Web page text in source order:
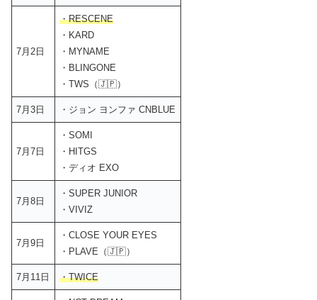
7月2日
・RESCENE
・KARD
・MYNAME
・BLINGONE
・TWS（🇯🇵）
7月3日 ・ジョン ヨンファ CNBLUE
7月7日
・SOMI
・HITGS
・ディオ EXO
7月8日
・SUPER JUNIOR
・VIVIZ
7月9日
・CLOSE YOUR EYES
・PLAVE（🇯🇵）
7月11日 ・TWICE